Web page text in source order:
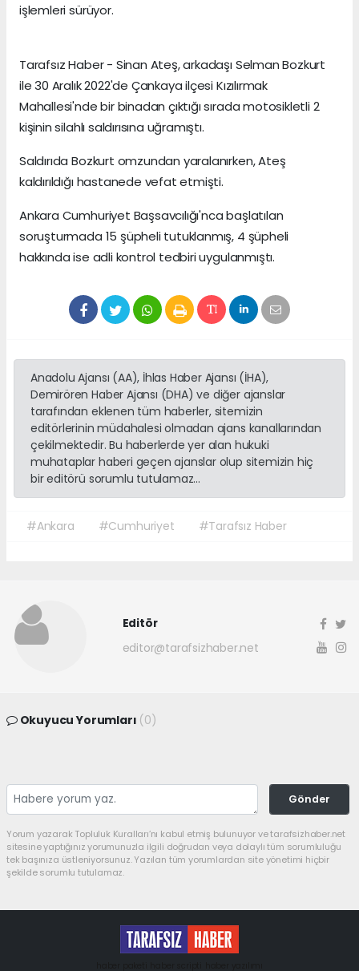
işlemleri sürüyor.
Tarafsız Haber - Sinan Ateş, arkadaşı Selman Bozkurt
ile 30 Aralık 2022'de Çankaya ilçesi Kızılırmak
Mahallesi'nde bir binadan çıktığı sırada motosikletli 2
kişinin silahlı saldırısına uğramıştı.
Saldırıda Bozkurt omzundan yaralanırken, Ateş
kaldırıldığı hastanede vefat etmişti.
Ankara Cumhuriyet Başsavcılığı'nca başlatılan
soruşturmada 15 şüpheli tutuklanmış, 4 şüpheli
hakkında ise adli kontrol tedbiri uygulanmıştı.
Anadolu Ajansı (AA), İhlas Haber Ajansı (İHA),
Demirören Haber Ajansı (DHA) ve diğer ajanslar
tarafından eklenen tüm haberler, sitemizin
editörlerinin müdahalesi olmadan ajans kanallarından
çekilmektedir. Bu haberlerde yer alan hukuki
muhataplar haberi geçen ajanslar olup sitemizin hiç
bir editörü sorumlu tutulamaz...
#Ankara #Cumhuriyet #Tarafsız Haber
Editör
editor@tarafsizhaber.net
Okuyucu Yorumları (0)
Gönder
Yorum yazarak Topluluk Kuralları’nı kabul etmiş bulunuyor ve tarafsizhaber.net
sitesine yaptığınız yorumunuzla ilgili doğrudan veya dolaylı tüm sorumluluğu
tek başınıza üstleniyorsunuz. Yazılan tüm yorumlardan site yönetimi hiçbir
şekilde sorumlu tutulamaz.